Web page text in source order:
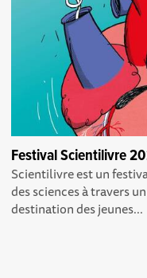
Festival Scientilivre
Scientilivre est un
des sciences à travers
destination des jeunes...